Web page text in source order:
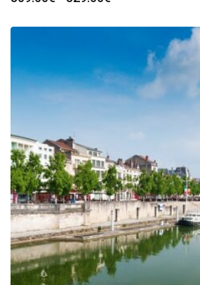
prezzo:
309.00€
a
329.00€